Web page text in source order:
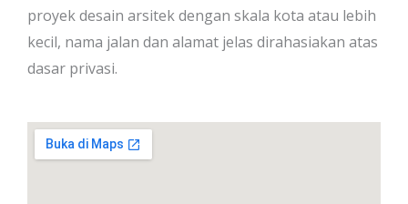
proyek desain arsitek dengan skala kota atau lebih
kecil, nama jalan dan alamat jelas dirahasiakan atas
dasar privasi.